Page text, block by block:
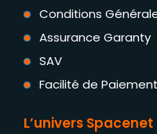
Conditions
Assurance Garanty
SAV
Facilité de
L’univers Spacenet